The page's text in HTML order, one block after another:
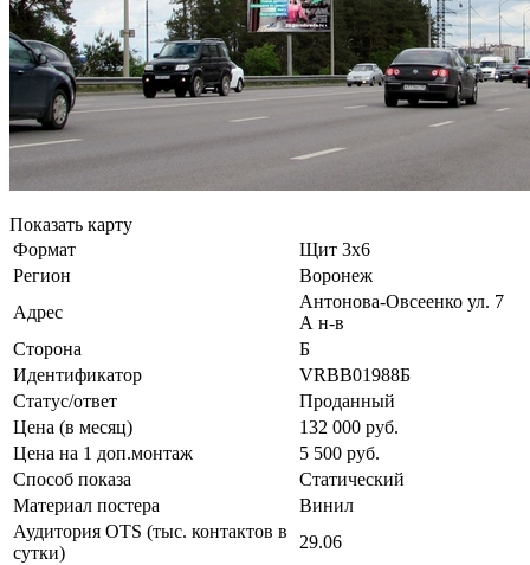
Показать карту
Формат
Щит 3х6
Регион
Воронеж
Адрес
Антонова-Овсеенко ул. 7
А н-в
Сторона
Б
Идентификатор
VRBB01988Б
Статус/ответ
Проданный
Цена (в месяц)
132 000 руб.
Цена на 1 доп.монтаж
5 500 руб.
Способ показа
Статический
Материал постера
Винил
Аудитория OTS (тыс. контактов в
сутки)
29.06